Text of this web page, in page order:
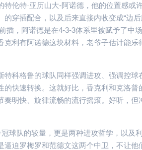
伦特·亚历山大-阿诺德，他的位置感或
穿插配合，以及后来直接内收变成“边后
插，阿诺德是在4-3-3体系里被赋予了中
利有阿诺德这块材料，老爷子估计能乐
科格鲁的球队同样强调进攻、强调控球
快速转换。这就好比，香克利和克洛普
明快、旋律流畅的流行摇滚。好听，但
球队的较量，更是两种进攻哲学，以及
迫罗梅罗和范德文这两个中卫，不让他